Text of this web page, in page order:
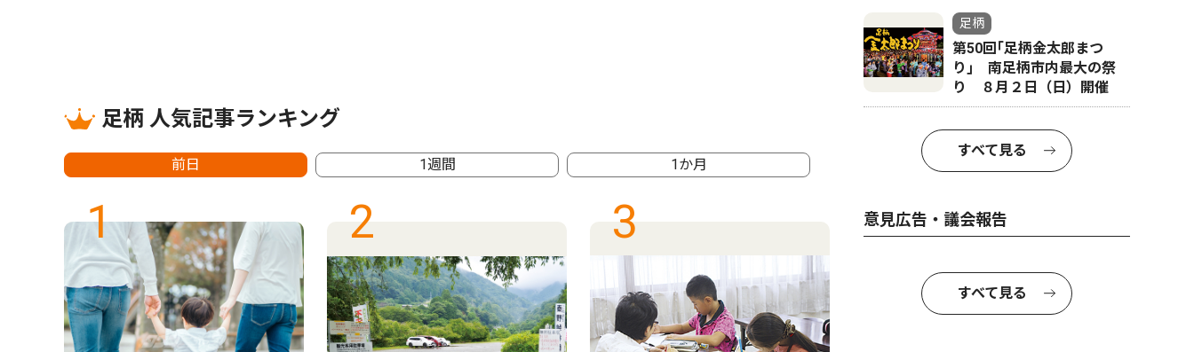
足柄 人気記事ランキング
前日 1週間 1か月
1 2 3 4
足柄
第50回｢足柄金太郎まつ
り｣ 南足柄市内最大の祭
り ８月２日（日）開催
すべて見る
意見広告・議会報告
すべて見る